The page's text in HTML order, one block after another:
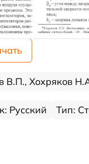
В.П., Хохряков
Русский Тип: